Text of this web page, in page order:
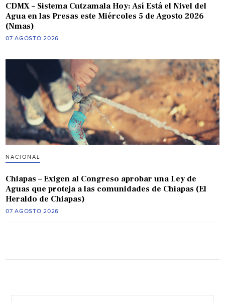
CDMX – Sistema Cutzamala Hoy: Así Está el Nivel del
Agua en las Presas este Miércoles 5 de Agosto 2026
(Nmas)
07 AGOSTO 2026
NACIONAL
Chiapas – Exigen al Congreso aprobar una Ley de
Aguas que proteja a las comunidades de Chiapas (El
Heraldo de Chiapas)
07 AGOSTO 2026